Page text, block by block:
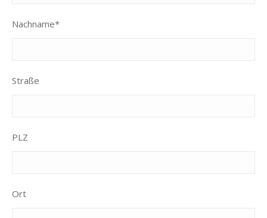
Nachname*
Straße
PLZ
Ort